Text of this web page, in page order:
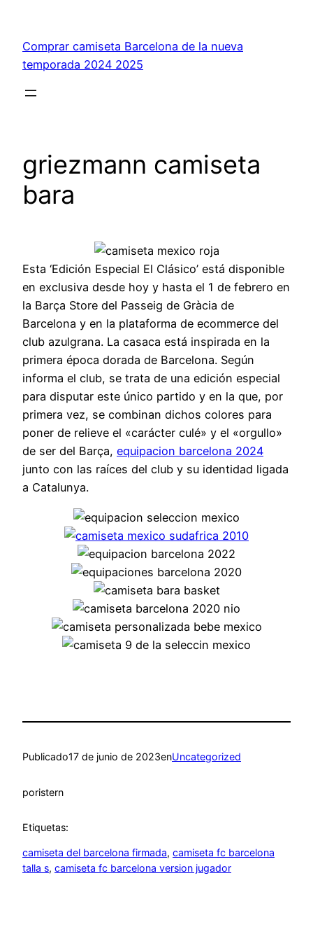
contenido
Comprar camiseta Barcelona de la nueva
temporada 2024 2025
griezmann camiseta
bara
Esta ‘Edición Especial El Clásico’ está disponible
en exclusiva desde hoy y hasta el 1 de febrero en
la Barça Store del Passeig de Gràcia de
Barcelona y en la plataforma de ecommerce del
club azulgrana. La casaca está inspirada en la
primera época dorada de Barcelona. Según
informa el club, se trata de una edición especial
para disputar este único partido y en la que, por
primera vez, se combinan dichos colores para
poner de relieve el «carácter culé» y el «orgullo»
de ser del Barça, equipacion barcelona 2024
junto con las raíces del club y su identidad ligada
a Catalunya.
Publicado17 de junio de 2023enUncategorized
poristern
Etiquetas:
camiseta del barcelona firmada, camiseta fc barcelona
talla s, camiseta fc barcelona version jugador